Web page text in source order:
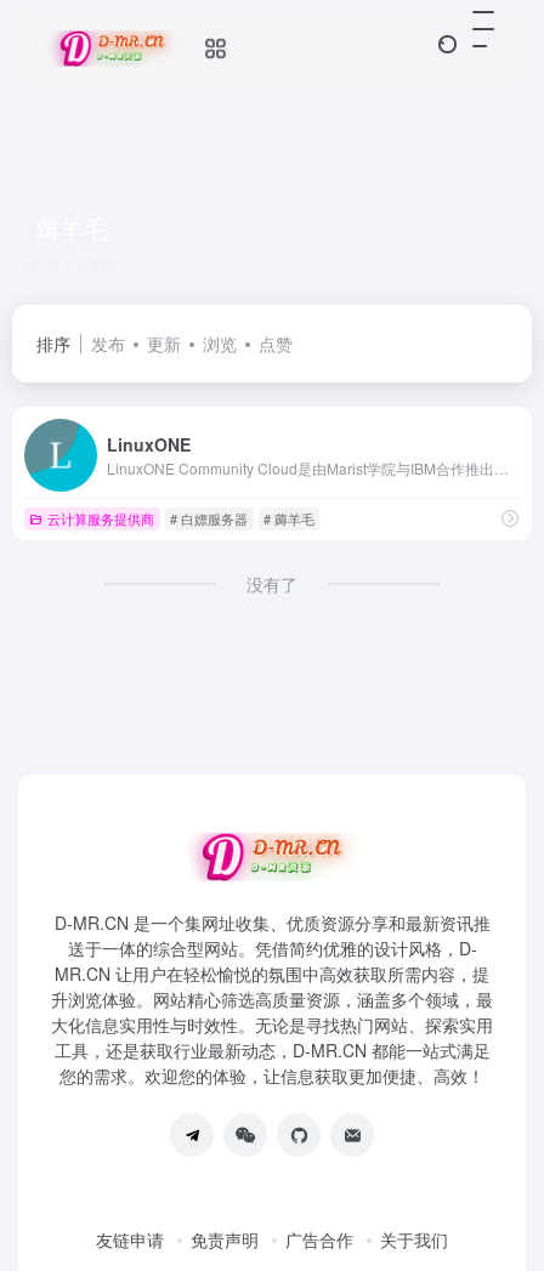
排序 发布 更新 浏览 点赞
LinuxONE
云计算服务提供商 # 白嫖服务器 # 薅羊毛
没有了
D-MR.CN 是一个集网址收集、优质资源分享和最新资讯推
送于一体的综合型网站。凭借简约优雅的设计风格，D-
MR.CN 让用户在轻松愉悦的氛围中高效获取所需内容，提
升浏览体验。网站精心筛选高质量资源，涵盖多个领域，最
大化信息实用性与时效性。无论是寻找热门网站、探索实用
工具，还是获取行业最新动态，D-MR.CN 都能一站式满足
您的需求。欢迎您的体验，让信息获取更加便捷、高效！
友链申请 免责声明 广告合作
关于我们